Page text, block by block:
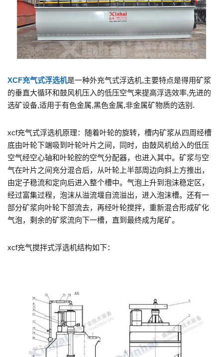
XCF充气式浮选机是一种外充气式浮选机,主要特点是得用矿浆
的垂直大循环和鼓风机压入的低压空气来提高浮选效率,先进的
选矿设备,适用于有色金属,黑色金属,非金属矿物质的选别.
xcf充气式浮选机原理：随着叶轮的旋转，槽内矿浆从四周经槽
底由叶轮下端吸到叶轮叶片之间，同时，由鼓风机给入的低压
空气经空心轴和叶轮腔的空气分配器，也进入其中。矿浆与空
气在叶片之间充分混合后，从叶轮上半部周边向斜上方推出，
由定子稳流和定向后进入整个槽中。气泡上升到泡沫稳定区，
经过富集过程，泡沫从溢流堰自流溢出，进入泡沫槽。还有一
部分矿浆向叶轮下部流去，再经叶轮搅拌，重新混合形成矿化
气泡，剩余的矿浆流向下一槽，直到最终成为尾矿。
xcf充气搅拌式浮选机结构如下：